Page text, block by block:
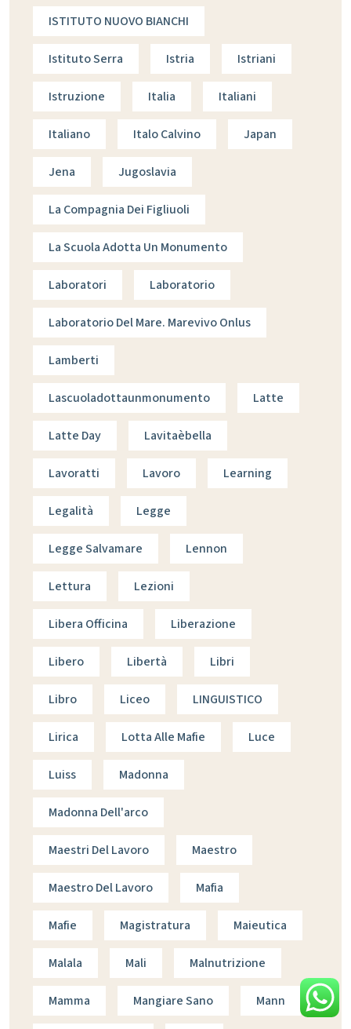
ISTITUTO NUOVO BIANCHI
Istituto Serra Istria Istriani
Istruzione Italia Italiani
Italiano Italo Calvino Japan
Jena Jugoslavia
La Compagnia Dei Figliuoli
La Scuola Adotta Un Monumento
Laboratori Laboratorio
Laboratorio Del Mare. Marevivo Onlus
Lamberti
Lascuoladottaunmonumento Latte
Latte Day Lavitaèbella
Lavoratti Lavoro Learning
Legalità Legge
Legge Salvamare Lennon
Lettura Lezioni
Libera Officina Liberazione
Libero Libertà Libri
Libro Liceo LINGUISTICO
Lirica Lotta Alle Mafie Luce
Luiss Madonna
Madonna Dell'arco
Maestri Del Lavoro Maestro
Maestro Del Lavoro Mafia
Mafie Magistratura Maieutica
Malala Mali Malnutrizione
Mamma Mangiare Sano Mann